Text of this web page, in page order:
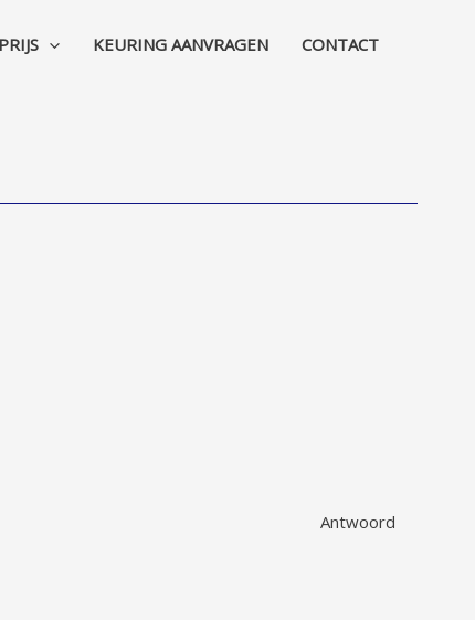
PRIJS KEURING AANVRAGEN CONTACT
Antwoord